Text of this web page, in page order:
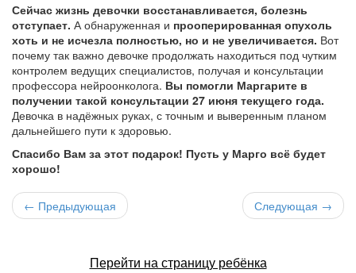
Сейчас жизнь девочки восстанавливается, болезнь
отступает. А обнаруженная и прооперированная опухоль
хоть и не исчезла полностью, но и не увеличивается. Вот
почему так важно девочке продолжать находиться под чутким
контролем ведущих специалистов, получая и консультации
профессора нейроонколога. Вы помогли Маргарите в
получении такой консультации 27 июня текущего года.
Девочка в надёжных руках, с точным и выверенным планом
дальнейшего пути к здоровью.
Спасибо Вам за этот подарок! Пусть у Марго всё будет
хорошо!
← Предыдующая Следующая →
Перейти на страницу ребёнка